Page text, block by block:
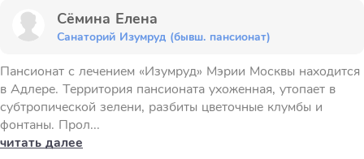
Сёмина Елена
Санаторий Изумруд (бывш. пансионат)
Пансионат с лечением «Изумруд» Мэрии Москвы находится
в Адлере. Территория пансионата ухоженная, утопает в
субтропической зелени, разбиты цветочные клумбы и
фонтаны. Прол...
читать далее